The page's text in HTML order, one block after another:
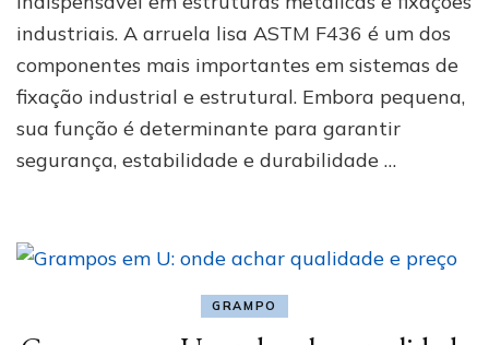
arruela
lisa
F436
e
por
é
industriais. A arruela lisa ASTM F436 é um dos
componentes mais importantes em sistemas de
fixação industrial e estrutural. Embora pequena,
sua função é determinante para garantir
segurança, estabilidade e durabilidade …
GRAMPO